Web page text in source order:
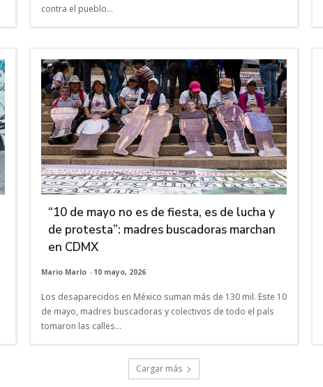
contra el pueblo...
“10 de mayo no es de fiesta, es de lucha y
de protesta”: madres buscadoras marchan
en CDMX
Mario Marlo - 10 mayo, 2026
Los desaparecidos en México suman más de 130 mil. Este 10
de mayo, madres buscadoras y colectivos de todo el país
tomaron las calles...
Cargar más